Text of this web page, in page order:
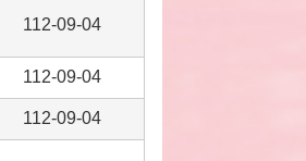
112-09-04
112-09-04
112-09-04